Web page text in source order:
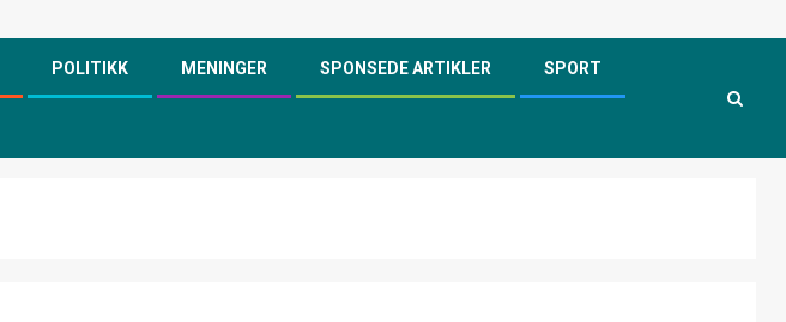
POLITIKK MENINGER SPONSEDE ARTIKLER SPORT